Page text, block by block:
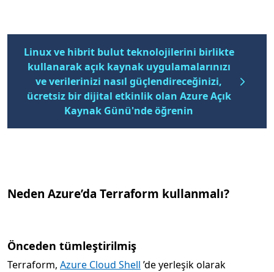
Linux ve hibrit bulut teknolojilerini birlikte
kullanarak açık kaynak uygulamalarınızı
ve verilerinizi nasıl güçlendireceğinizi,
ücretsiz bir dijital etkinlik olan Azure Açık
Kaynak Günü'nde öğrenin
Neden Azure’da Terraform kullanmalı?
Önceden tümleştirilmiş
Terraform, Azure Cloud Shell ’de yerleşik olarak